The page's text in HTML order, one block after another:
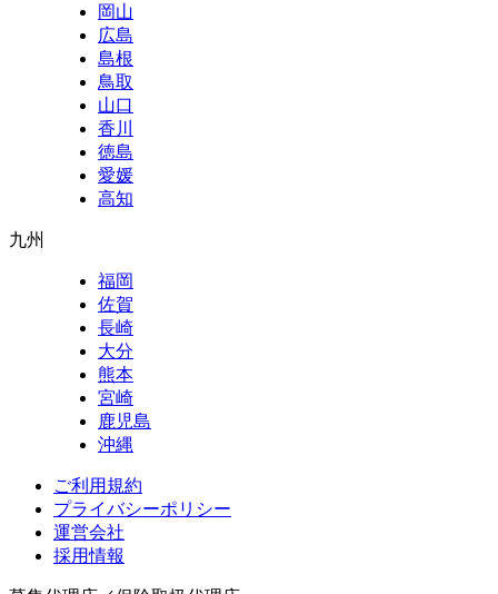
岡山
広島
島根
鳥取
山口
香川
徳島
愛媛
高知
九州
福岡
佐賀
長崎
大分
熊本
宮崎
鹿児島
沖縄
ご利用規約
プライバシーポリシー
運営会社
採用情報